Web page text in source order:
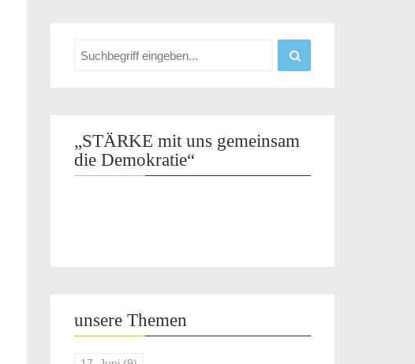
„STÄRKE mit uns gemeinsam
die Demokratie“
unsere Themen